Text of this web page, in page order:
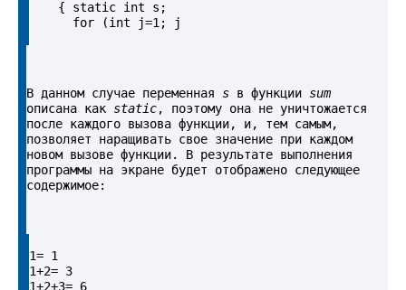
      for (int j=1; j
В данном случае переменная s в функции sum
описана как static, поэтому она не уничтожается
после каждого вызова функции, и, тем самым,
позволяет наращивать свое значение при каждом
новом вызове функции. В результате выполнения
программы на экране будет отображено следующее
содержимое:
1= 1
1+2= 3
1+2+3= 6